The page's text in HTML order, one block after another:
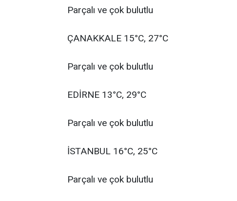
Parçalı ve çok bulutlu
ÇANAKKALE 15°C, 27°C
Parçalı ve çok bulutlu
EDİRNE 13°C, 29°C
Parçalı ve çok bulutlu
İSTANBUL 16°C, 25°C
Parçalı ve çok bulutlu